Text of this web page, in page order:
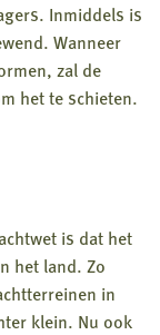
Inmiddels is
Wanneer
zal de
het te schieten.
is dat het
het land. Zo
in
klein. Nu ook